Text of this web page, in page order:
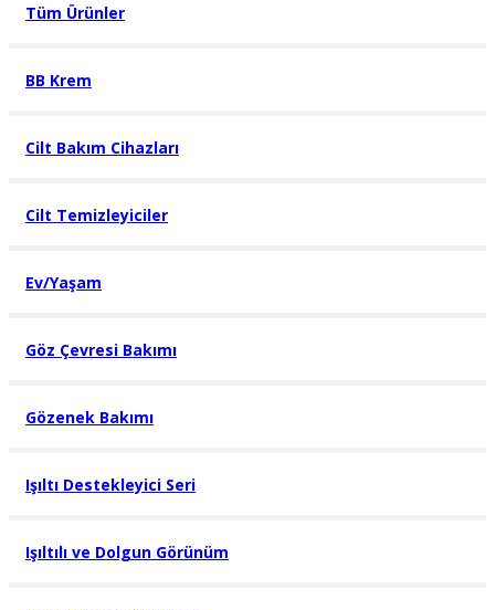
Tüm Ürünler
BB Krem
Cilt Bakım Cihazları
Cilt Temizleyiciler
Ev/Yaşam
Göz Çevresi Bakımı
Gözenek Bakımı
Işıltı Destekleyici Seri
Işıltılı ve Dolgun Görünüm